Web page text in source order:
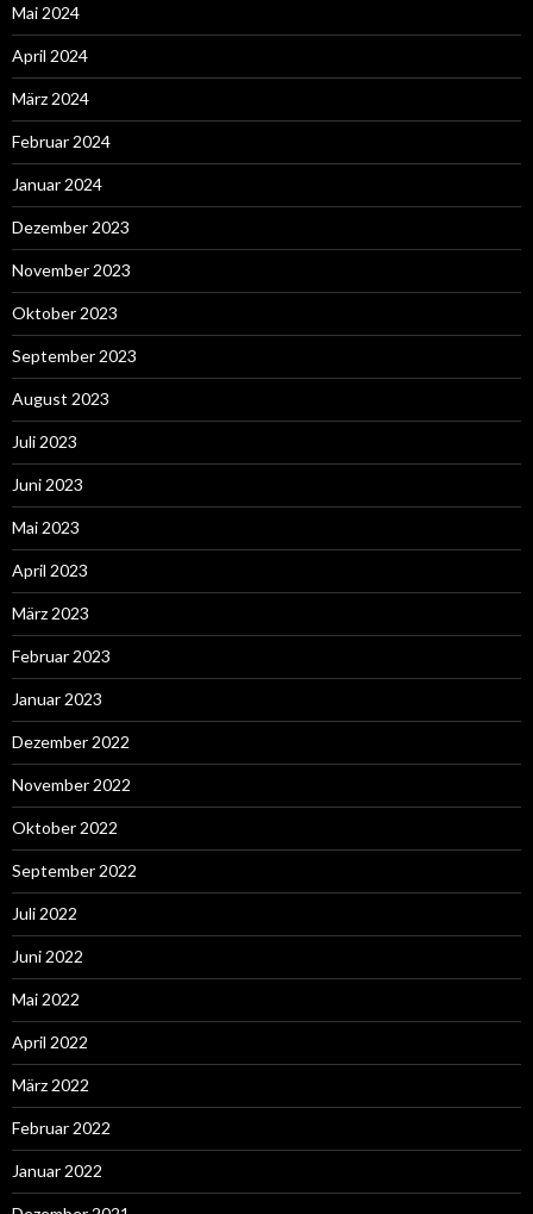
Mai 2024
April 2024
März 2024
Februar 2024
Januar 2024
Dezember 2023
November 2023
Oktober 2023
September 2023
August 2023
Juli 2023
Juni 2023
Mai 2023
April 2023
März 2023
Februar 2023
Januar 2023
Dezember 2022
November 2022
Oktober 2022
September 2022
Juli 2022
Juni 2022
Mai 2022
April 2022
März 2022
Februar 2022
Januar 2022